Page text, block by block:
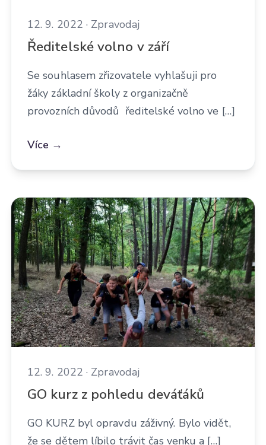
12. 9. 2022 · Zpravodaj
Ředitelské volno v září
Se souhlasem zřizovatele vyhlašuji pro
žáky základní školy z organizačně
provozních důvodů ředitelské volno ve […]
Více →
12. 9. 2022 · Zpravodaj
GO kurz z pohledu deváťáků
GO KURZ byl opravdu záživný. Bylo vidět,
že se dětem líbilo trávit čas venku a […]